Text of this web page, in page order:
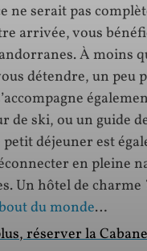
ne serait pas
arrivée, vous
À moins
détendre, un peu
de ski, ou un guide
déjeuner est
en pleine
Un hôtel de
du monde…
réserver la